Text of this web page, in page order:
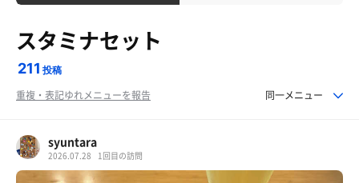
スタミナセット
211 投稿
重複・表記ゆれメニューを報告 同一メニュー
syuntara
2026.07.28 1回目の訪問